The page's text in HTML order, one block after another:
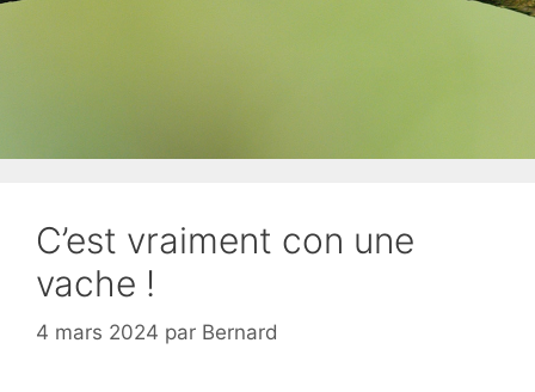
C’est vraiment con une
vache !
4 mars 2024 par Bernard